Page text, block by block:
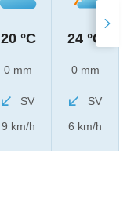
20 °C
0 mm
SV
9 km/h
24 °C
0 mm
SV
6 km/h